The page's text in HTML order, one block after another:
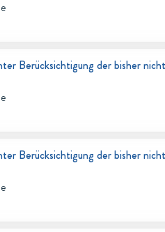
Berücksichtigung der bisher
Berücksichtigung der bisher